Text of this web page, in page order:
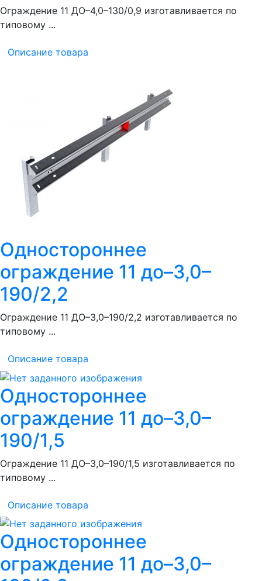
Ограждение 11 ДО–4,0–130/0,9 изготавливается по
типовому ...
Описание товара
Одностороннее
ограждение 11 до–3,0–
190/2,2
Ограждение 11 ДО–3,0–190/2,2 изготавливается по
типовому ...
Описание товара
Одностороннее
ограждение 11 до–3,0–
190/1,5
Ограждение 11 ДО–3,0–190/1,5 изготавливается по
типовому ...
Описание товара
Одностороннее
ограждение 11 до–3,0–